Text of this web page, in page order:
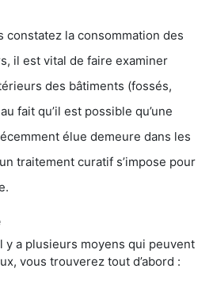
constatez la consommation des
il est vital de faire examiner
des bâtiments (fossés,
fait qu’il est possible qu’une
élue demeure dans les
traitement curatif s’impose pour
y a plusieurs moyens qui peuvent
vous trouverez tout d’abord :